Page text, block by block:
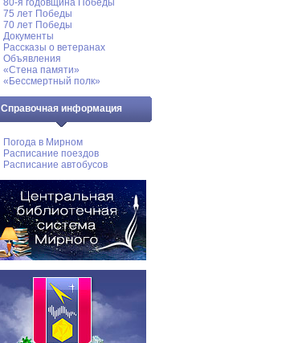
80-я годовщина Победы
75 лет Победы
70 лет Победы
Документы
Рассказы о ветеранах
Объявления
«Стена памяти»
«Бессмертный полк»
Справочная информация
Погода в Мирном
Расписание поездов
Расписание автобусов